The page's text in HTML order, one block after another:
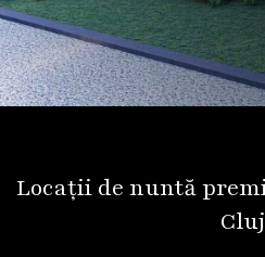
Locații de nuntă
Cluj